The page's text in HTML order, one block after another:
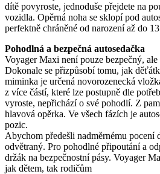
dítě povyroste, jednoduše přejdete na
vozidla. Opěrná noha se sklopí pod
perfektně chráněné od narození až do
Pohodlná a bezpečná autosedačka
Voyager Maxi není pouze bezpečný,
Dokonale se přizpůsobí tomu, jak
miminka je určená novorozenecká
z více částí, které lze postupně dle
vyroste, nepřichází o své pohodlí. Z
hlavová opěrka. Ve všech fázích je
pozic.
Abychom předešli nadměrnému pocení
odvětraný. Pro pohodlné připoutání a
držák na bezpečnostní pásy. Voyager
jak dětem, tak rodičům